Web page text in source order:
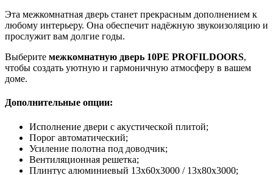
Эта межкомнатная дверь станет прекрасным дополнением к
любому интерьеру. Она обеспечит надёжную звукоизоляцию и
прослужит вам долгие годы.
Выберите межкомнатную дверь 10PE PROFILDOORS,
чтобы создать уютную и гармоничную атмосферу в вашем
доме.
Дополнительные опции:
Исполнение двери с акустической плитой;
Порог автоматический;
Усиление полотна под доводчик;
Вентиляционная решетка;
Плинтус алюминиевый 13х60х3000 / 13х80х3000;